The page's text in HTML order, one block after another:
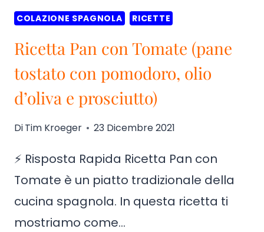
COLAZIONE SPAGNOLA RICETTE
Ricetta Pan con Tomate (pane
tostato con pomodoro, olio
d’oliva e prosciutto)
DiTim Kroeger 23 Dicembre 2021
⚡ Risposta Rapida Ricetta Pan con
Tomate è un piatto tradizionale della
cucina spagnola. In questa ricetta ti
mostriamo come…